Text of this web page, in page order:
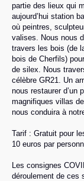
partie des lieux qui
aujourd’hui station
où peintres,
valises. Nous nous
travers les bois (de
bois de Cherfils)
de silex. Nous
célèbre GR21. Un
nous restaurer d’un
magnifiques villas
nous conduira à
Tarif : Gratuit pour
10 euros par
Les consignes
déroulement de ces